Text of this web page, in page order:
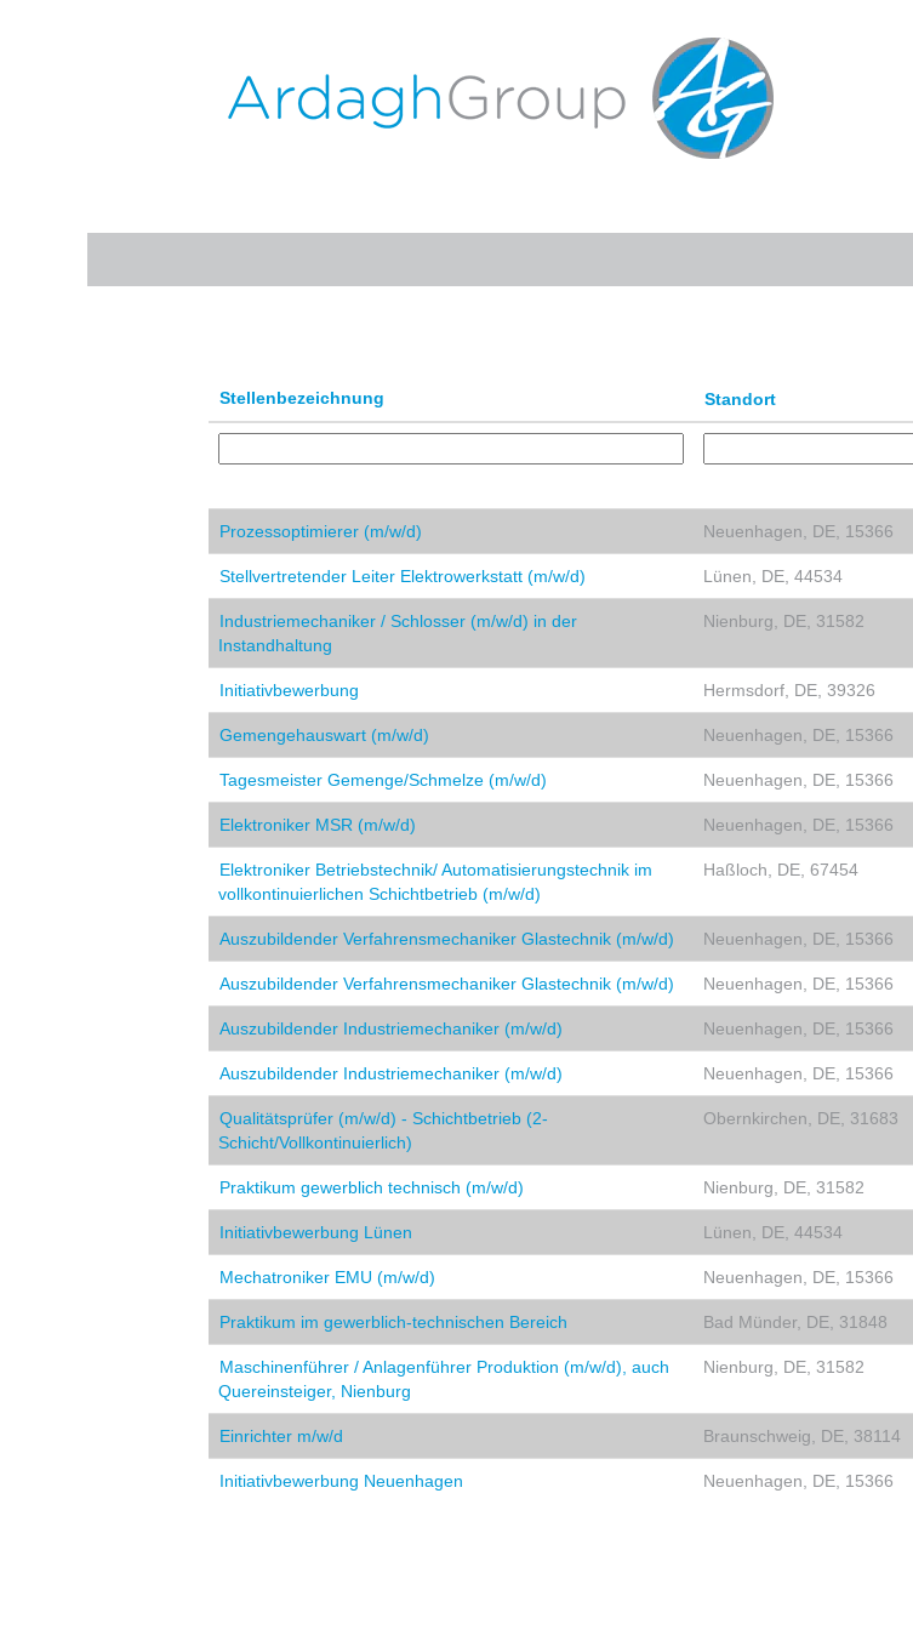
Suchergebnisse für "".
Nach Standort suchen
Stellenbezeichnung Standort
Prozessoptimierer (m/w/d) Neuenhagen, DE, 15366
Stellvertretender Leiter Elektrowerkstatt (m/w/d) Lünen, DE, 44534
Industriemechaniker / Schlosser (m/w/d) in der
Instandhaltung
Nienburg, DE, 31582
Initiativbewerbung Hermsdorf, DE, 39326
Gemengehauswart (m/w/d) Neuenhagen, DE, 15366
Tagesmeister Gemenge/Schmelze (m/w/d) Neuenhagen, DE, 15366
Elektroniker MSR (m/w/d) Neuenhagen, DE, 15366
Elektroniker Betriebstechnik/ Automatisierungstechnik im
vollkontinuierlichen Schichtbetrieb (m/w/d)
Haßloch, DE, 67454
Auszubildender Verfahrensmechaniker Glastechnik (m/w/d) Neuenhagen, DE, 15366
Auszubildender Verfahrensmechaniker Glastechnik (m/w/d) Neuenhagen, DE, 15366
Auszubildender Industriemechaniker (m/w/d) Neuenhagen, DE, 15366
Auszubildender Industriemechaniker (m/w/d) Neuenhagen, DE, 15366
Qualitätsprüfer (m/w/d) - Schichtbetrieb (2-
Schicht/Vollkontinuierlich)
Obernkirchen, DE, 31683
Praktikum gewerblich technisch (m/w/d) Nienburg, DE, 31582
Initiativbewerbung Lünen Lünen, DE, 44534
Mechatroniker EMU (m/w/d) Neuenhagen, DE, 15366
Praktikum im gewerblich-technischen Bereich Bad Münder, DE, 31848
Maschinenführer / Anlagenführer Produktion (m/w/d), auch
Quereinsteiger, Nienburg
Nienburg, DE, 31582
Einrichter m/w/d Braunschweig, DE, 38114
Initiativbewerbung Neuenhagen Neuenhagen, DE, 15366